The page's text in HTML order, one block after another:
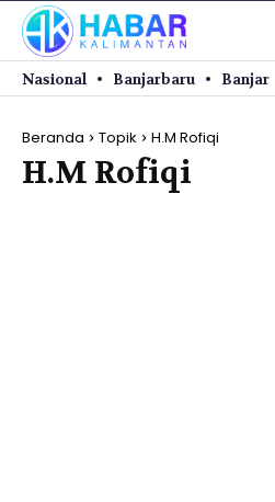
Nasional Banjarbaru Banjar
Beranda Topik H.M Rofiqi
H.M Rofiqi